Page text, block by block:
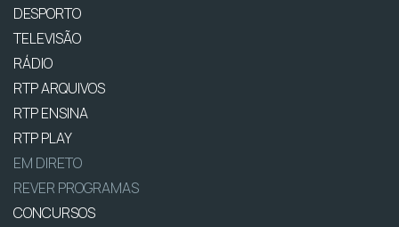
DESPORTO
TELEVISÃO
RÁDIO
RTP ARQUIVOS
RTP ENSINA
RTP PLAY
EM DIRETO
REVER PROGRAMAS
CONCURSOS